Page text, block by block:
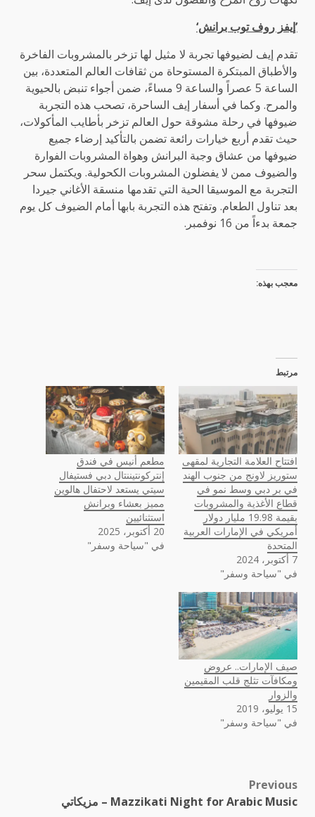
’إيفز روف توب برانش‘
تقدم إيف لضيوفها تجربة لا مثيل لها تزخر بالمشروبات الفاخرة
والأطباق المبتكرة المستوحاة من ثقافات العالم المتعددة، بين
الساعة 5 عصراً والساعة 9 مساءً، ضمن أجواء تنبض بالحيوية
والمرح. وكما في أسفار إيف الساحرة، تصحب هذه التجربة
ضيوفها في رحلة مشوقة حول العالم تزخر بأطايب المأكولات،
حيث تقدم أربع خيارات رائعة تضمن بالتأكيد إرضاء جميع
ضيوفها من عشاق وجبة البرانش وهواة المشروبات الفوارة
والضيوف ممن لا يفضلون المشروبات الكحولية. ويكتمل سحر
التجربة مع الموسيقا الحية التي تقدمها منسقة الأغاني جيردا
بعد تناول الطعام. وتفتح هذه التجربة بابها أمام الضيوف كل يوم
جمعة بدءاً من 16 نوفمبر.
معجب بهذه:
مرتبط
افتتاح العلامة التجارية لمقهى
ستوريز لاونج من جنوب الهند
في بر دبي وسط نمو في
قطاع الأغذية والمشروبات
بقيمة 19.98 مليار دولار
أمريكي في الإمارات العربية
المتحدة
7 أكتوبر، 2024
في "سياحة وسفر"
مطعم أنيس في فندق
إنتركونتيننتال دبي فستيفال
سيتي يستعد لاحتفال هالوين
مميز بعشاء وبرانش
استثنائيين
20 أكتوبر، 2025
في "سياحة وسفر"
صيف الإمارات.. عروض
ومكافآت تثلج قلب المقيمين
والزوار
15 يوليو، 2019
في "سياحة وسفر"
Post
Previous
Mazzikati Night for Arabic Music – مزيكاتي